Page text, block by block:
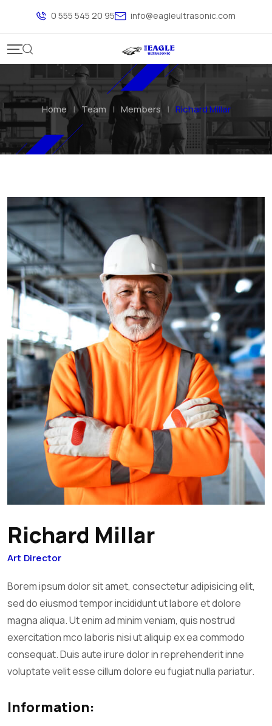
0 555 545 20 95 info@eagleultrasonic.com
Home | Team | Members | Richard Millar
Richard Millar
Art Director
Borem ipsum dolor sit amet, consectetur adipisicing elit,
sed do eiusmod tempor incididunt ut labore et dolore
magna aliqua. Ut enim ad minim veniam, quis nostrud
exercitation mco laboris nisi ut aliquip ex ea commodo
consequat. Duis aute irure dolor in reprehenderit inne
voluptate velit esse cillum dolore eu fugiat nulla pariatur.
Information: